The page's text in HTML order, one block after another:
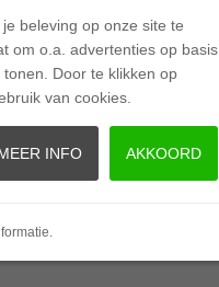
beleving op onze site te
om o.a. advertenties op basis
Door te klikken op
van cookies.
AKKOORD
INFO